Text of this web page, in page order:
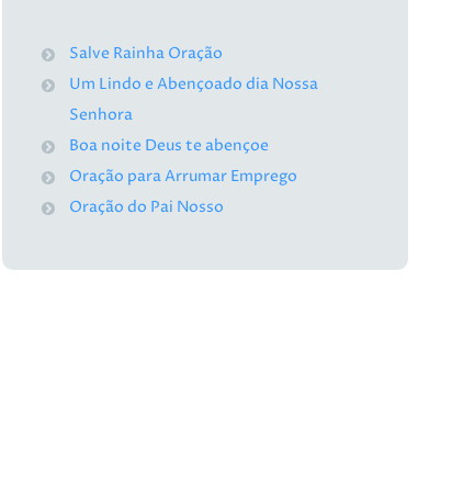
Salve Rainha Oração
Um Lindo e Abençoado dia Nossa
Senhora
Boa noite Deus te abençoe
Oração para Arrumar Emprego
Oração do Pai Nosso